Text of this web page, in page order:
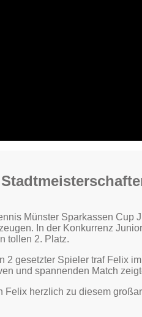
Münster Sparkassen Cup
In der Konkurrenz
tollen 2. Platz.
2 gesetzter Spieler traf Felix
und spannenden Match
Felix herzlich zu diesem